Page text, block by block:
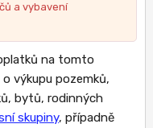
a vybavení
na tomto
výkupu pozemků,
bytů, rodinných
skupiny, případně